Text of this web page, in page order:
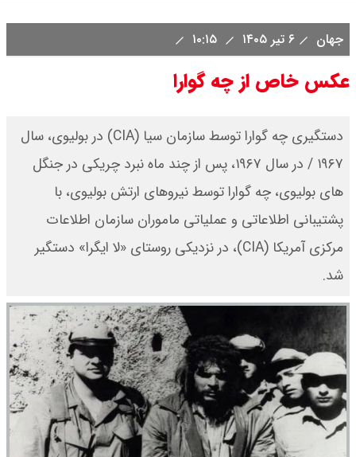
جهان ۶ تیر ۱۴۰۵
عکس خاص از چه گوارا
دستگیری چه گوارا توسط سازمان سیا (CIA) در بولیوی، سال
۱۹۶۷ / در سال ۱۹۶۷، پس از چند ماه نبرد چریکی در جنگل‌
های بولیوی، چه گوارا توسط نیروهای ارتش بولیوی، با
پشتیبانی اطلاعاتی و عملیاتی ماموران سازمان اطلاعات
مرکزی آمریکا (CIA)، در نزدیکی روستای «لا ایگرا» دستگیر
شد.